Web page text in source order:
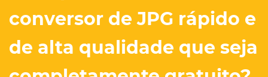
conversor de JPG rápido e
de alta qualidade que seja